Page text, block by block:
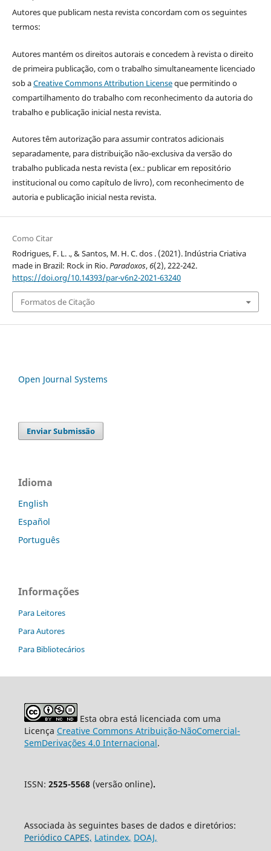
Autores que publicam nesta revista concordam com os seguintes
termos:
Autores mantém os direitos autorais e concedem à revista o direito
de primeira publicação, com o trabalho simultaneamente licenciado
sob aCreative Commons Attribution Licenseque permitindo o
compartilhamento do trabalho com reconhecimento da autoria do
trabalho e publicação inicial nesta revista.
Autores têm autorização para assumir contratos adicionais
separadamente, para distribuição não-exclusiva da versão do
trabalho publicada nesta revista (ex.: publicar em repositório
institucional ou como capítulo de livro), com reconhecimento de
autoria e publicação inicial nesta revista.
Como Citar
Rodrigues, F. L. ., & Santos, M. H. C. dos . (2021). Indústria Criativa
made in Brazil: Rock in Rio.Paradoxos,6(2), 222-242.
https://doi.org/10.14393/par-v6n2-2021-63240
Formatos de Citação
Open Journal Systems
Enviar Submissão
Idioma
English
Español
Português
Informações
Para Leitores
Para Autores
Para Bibliotecários
Esta obra está licenciada com uma
Licença Creative Commons Atribuição-NãoComercial-
SemDerivações 4.0 Internacional.
ISSN: 2525-5568(versão online).
Associada às seguintes bases de dados e diretórios:
Periódico CAPES, Latindex, DOAJ,